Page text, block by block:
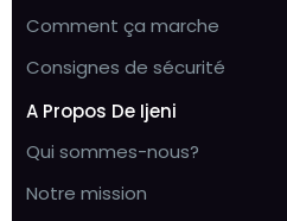
Comment ça marche
Consignes de sécurité
A Propos De Ijeni
Qui sommes-nous?
Notre mission